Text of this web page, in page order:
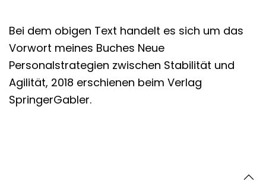
Bei dem obigen Text handelt es sich um das
Vorwort meines Buches Neue
Personalstrategien zwischen Stabilität und
Agilität, 2018 erschienen beim Verlag
SpringerGabler.